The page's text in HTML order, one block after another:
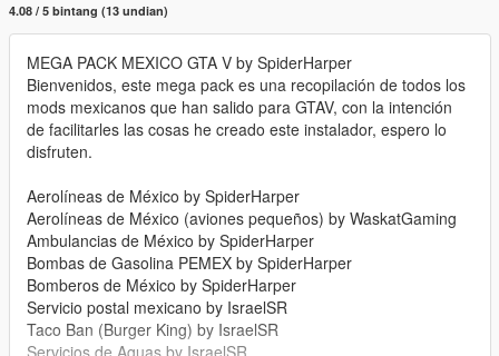
4.08 / 5 bintang (13 undian)
MEGA PACK MEXICO GTA V by SpiderHarper
Bienvenidos, este mega pack es una recopilación de todos los
mods mexicanos que han salido para GTAV, con la intención
de facilitarles las cosas he creado este instalador, espero lo
disfruten.
Aerolíneas de México by SpiderHarper
Aerolíneas de México (aviones pequeños) by WaskatGaming
Ambulancias de México by SpiderHarper
Bombas de Gasolina PEMEX by SpiderHarper
Bomberos de México by SpiderHarper
Servicio postal mexicano by IsraelSR
Taco Ban (Burger King) by IsraelSR
Servicios de Aguas by IsraelSR